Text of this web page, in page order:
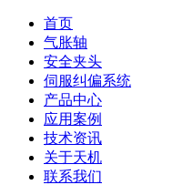
首页
气胀轴
安全夹头
伺服纠偏系统
产品中心
应用案例
技术资讯
关于天机
联系我们